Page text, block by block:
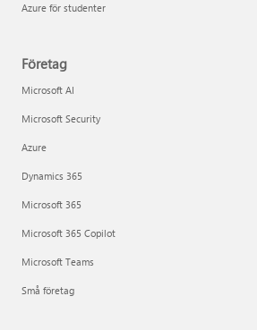
Azure för studenter
Företag
Microsoft AI
Microsoft Security
Azure
Dynamics 365
Microsoft 365
Microsoft 365 Copilot
Microsoft Teams
Små företag